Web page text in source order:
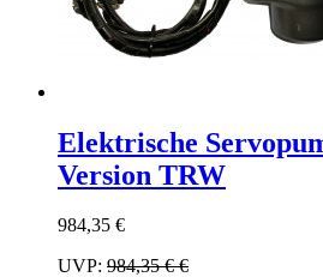
Elektrische
Version TRW
984,35 €
UVP: 984,35 €€